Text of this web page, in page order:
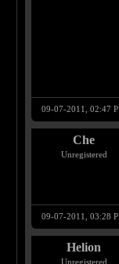
09-07-2011, 02:47
Che
Unregistered
09-07-2011, 03:28
Helion
Unregistered